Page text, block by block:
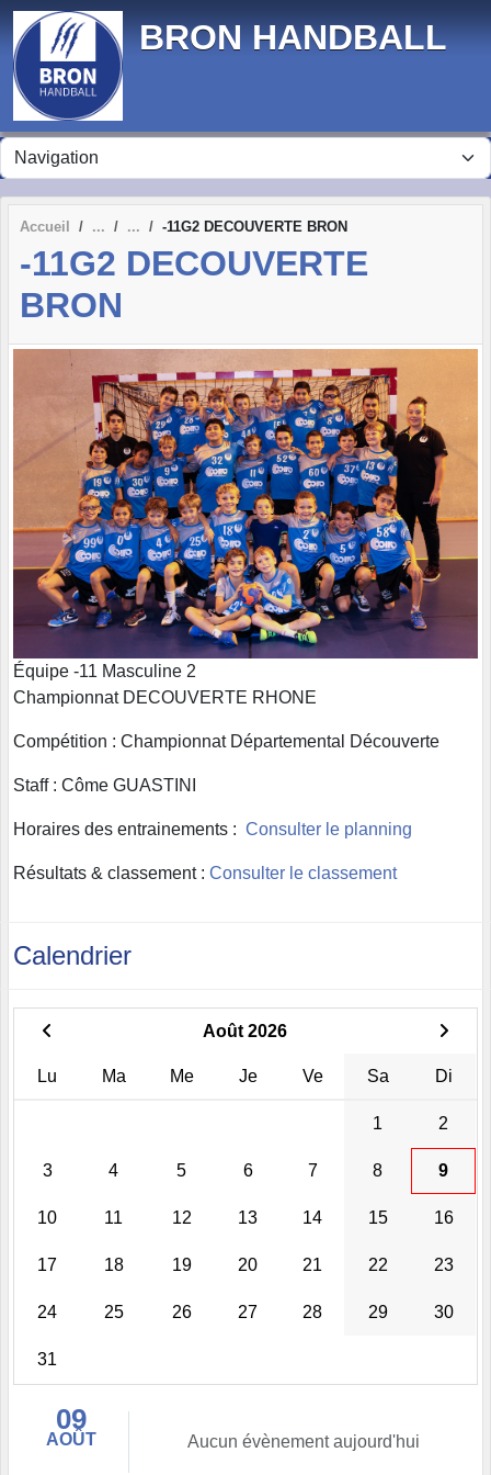
BRON HANDBALL
Accueil -11G2 DECOUVERTE BRON
-11G2 DECOUVERTE
BRON
Équipe -11 Masculine 2
Championnat DECOUVERTE RHONE
Compétition : Championnat Départemental Découverte
Staff : Côme GUASTINI
Horaires des entrainements : Consulter le planning
Résultats & classement : Consulter le classement
Calendrier
Août 2026
Lu Ma Me Je Ve Sa Di
1 2
3 4 5 6 7 8 9
10 11 12 13 14 15 16
17 18 19 20 21 22 23
24 25 26 27 28 29 30
31
09
AOÛT Aucun évènement aujourd'hui
Panneau de gestion des cookies